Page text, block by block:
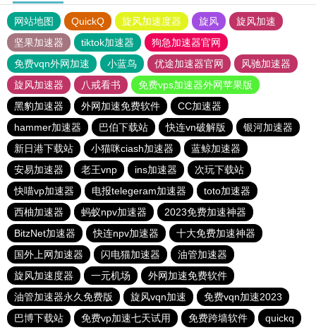
网站地图 QuickQ 旋风加速度器 旋风
旋风加速
坚果加速器
tiktok加速器
狗急加速器官网
免费vqn外网加速
小蓝鸟 优途加速器官网
风驰加速器
旋风加速器
八戒看书
免费vps加速器外网苹果版
黑豹加速器
外网加速免费软件
CC加速器
hammer加速器
巴伯下载站 快连vn破解版
银河加速器
新日港下载站
小猫咪ciash加速器
蓝鲸加速器
安易加速器
老王vnp ins加速器
次玩下载站
快喵vp加速器
电报telegeram加速器
toto加速器
西柚加速器
蚂蚁npv加速器
2023免费加速神器
BitzNet加速器
快连npv加速器
十大免费加速神器
国外上网加速器
闪电猫加速器
油管加速器
旋风加速度器
一元机场
外网加速免费软件
油管加速器永久免费版
旋风vqn加速
免费vqn加速2023
巴博下载站
免费vp加速七天试用 免费跨墙软件 quickq